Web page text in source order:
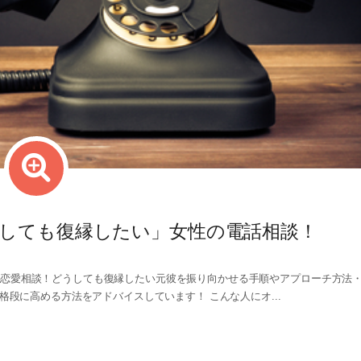
ても復縁したい」女性の電話相談！
愛相談！どうしても復縁したい元彼を振り向かせる手順やアプローチ方法
段に高める方法をアドバイスしています！ こんな人にオ...